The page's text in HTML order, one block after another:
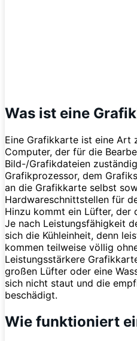
Was ist eine
Eine Grafikkarte ist eine Art
Computer, der für die
Bild-/Grafikdateien
Grafikprozessor, dem
an die Grafikkarte selbst
Hardwareschnittstellen für
Hinzu kommt ein Lüfter, der
Je nach Leistungsfähigkeit
sich die Kühleinheit, denn
kommen teilweise völlig
Leistungsstärkere
großen Lüfter oder eine
sich nicht staut und die
beschädigt.
Wie funktioniert